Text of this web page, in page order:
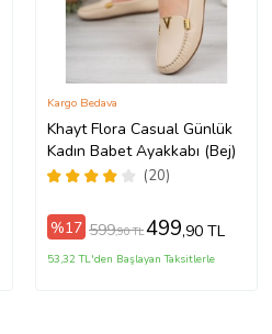
Khayt Flora Casual Günlük
Kadın Babet Ayakkabı (Bej)
(20)
Kargo Bedava
%17 599,90 TL499,90 TL
53,32 TL'den Başlayan Taksitlerle